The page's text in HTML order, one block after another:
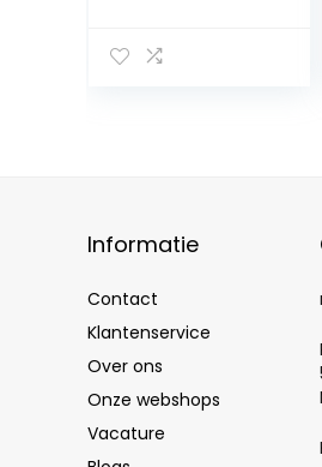
Informatie
Contact
Klantenservice
Over ons
Onze webshops
Vacature